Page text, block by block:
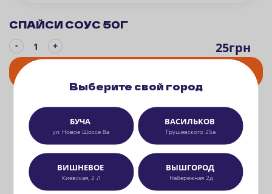
СПАЙСИ СОУС 50Г
- + 25грн
ВАММОЖЕТ ПОНРАВИТЬСЯ
Выберите свой город
БУЧА
ул. Новое Шоссе 8а
ВАСИЛЬКОВ
Грушевского 25а
ВИШНЕВОЕ
Киевская, 2 Л
ВЫШГОРОД
Набережная 2д